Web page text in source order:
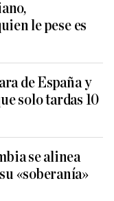
le pese es
de España y
solo tardas 10
se alinea
«soberanía»